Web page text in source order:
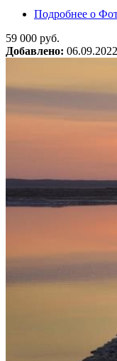
Подробнее о
59 000 руб.
Добавлено: